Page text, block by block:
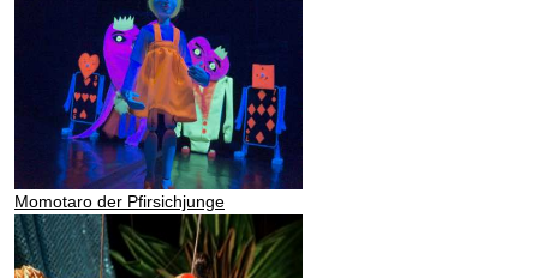
Momotaro der Pfirsichjunge